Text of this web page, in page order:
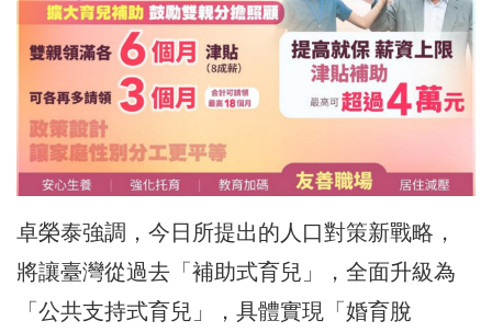
卓榮泰強調，今日所提出的人口對策新戰略，
將讓臺灣從過去「補助式育兒」，全面升級為
「公共支持式育兒」，具體實現「婚育脫